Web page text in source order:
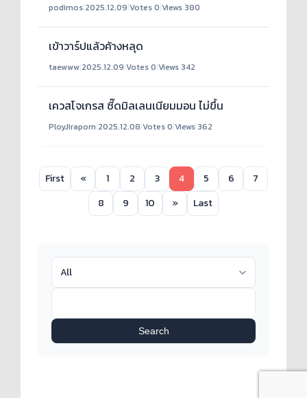
podimos|2025.12.09|Votes 0|Views 380
เข้าวาร์ปแล้วค้างหลุด
taewww|2025.12.09|Votes 0|Views 342
เควสโจเกรส ซี๊ดมิลเลนเนียมมอน ไม่ขึ้น
PloyJiraporn|2025.12.08|Votes 0|Views 362
First « 1 2 3 4 5 6
7
8
9 10 » Last
Search